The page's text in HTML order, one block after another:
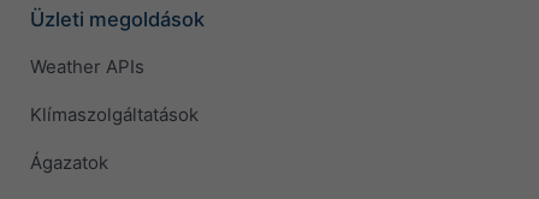
Üzleti megoldások
Weather APIs
Klímaszolgáltatások
Ágazatok